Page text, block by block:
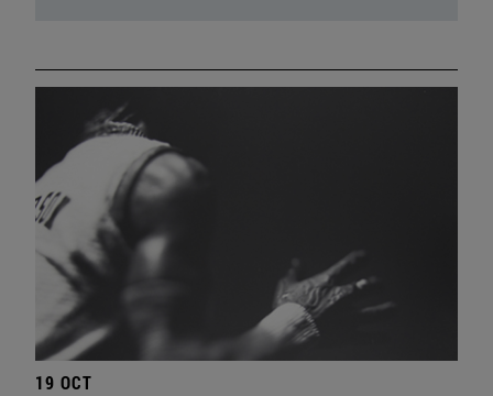
19 OCT